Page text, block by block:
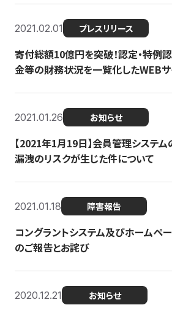
2021.02.01 プレスリリース
寄付総額10億円を突破！認定・特例
金等の財務状況を一覧化したWEBサ
2021.01.26 お知らせ
【2021年1月19日】会員管理システ
漏洩のリスクが生じた件について
2021.01.18 障害報告
コングラントシステム及びホームペ
のご報告とお詫び
2020.12.21 お知らせ